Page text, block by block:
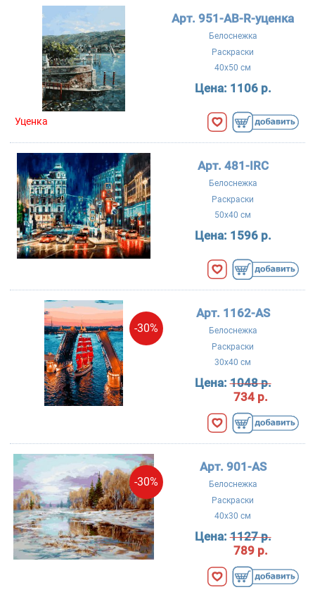
Арт. 951-AB-R-уценка
Белоснежка
Раскраски
40x50 см
Цена: 1106 р.
Уценка
Арт. 481-IRC
Белоснежка
Раскраски
50x40 см
Цена: 1596 р.
-30%
Арт. 1162-AS
Белоснежка
Раскраски
30x40 см
Цена:1048 р.
734 р.
-30%
Арт. 901-AS
Белоснежка
Раскраски
40x30 см
Цена:1127 р.
789 р.